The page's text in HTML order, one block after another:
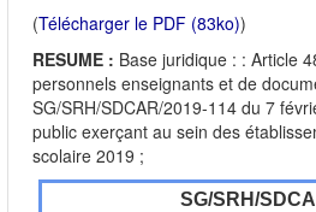
(Télécharger le PDF (83ko))
RESUME : Base juridique : : Article
personnels enseignants et de
SG/SRH/SDCAR/2019-114 du 7
public exerçant au sein des
scolaire 2019 ;
SG/SRH/